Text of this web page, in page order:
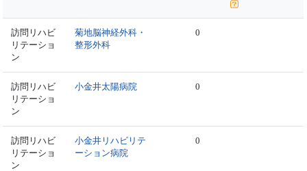
訪問リハビ
リテーショ
ン
菊地脳神経外科・
整形外科
0
訪問リハビ
リテーショ
ン
小金井太陽病院 0
訪問リハビ
リテーショ
ン
小金井リハビリテ
ーション病院
0